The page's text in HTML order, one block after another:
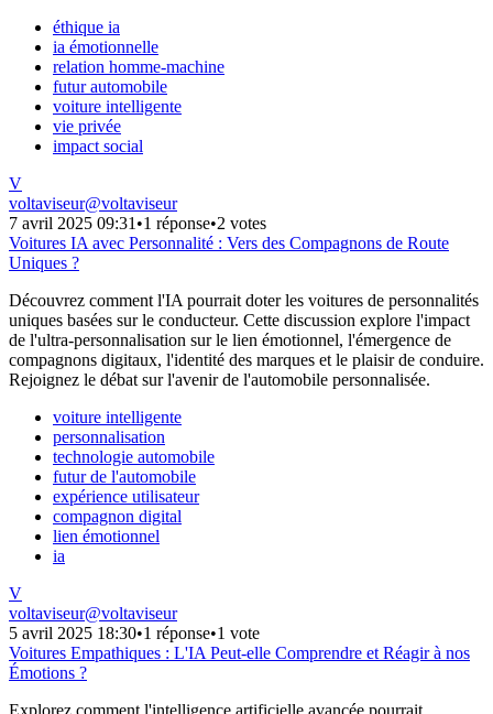
éthique ia
ia émotionnelle
relation homme-machine
futur automobile
voiture intelligente
vie privée
impact social
V
voltaviseur@voltaviseur
7 avril 2025 09:31 •1 réponse•2 votes
Voitures IA avec Personnalité : Vers des Compagnons de Route
Uniques ?
Découvrez comment l'IA pourrait doter les voitures de personnalités
uniques basées sur le conducteur. Cette discussion explore l'impact
de l'ultra-personnalisation sur le lien émotionnel, l'émergence de
compagnons digitaux, l'identité des marques et le plaisir de conduire.
Rejoignez le débat sur l'avenir de l'automobile personnalisée.
voiture intelligente
personnalisation
technologie automobile
futur de l'automobile
expérience utilisateur
compagnon digital
lien émotionnel
ia
V
voltaviseur@voltaviseur
5 avril 2025 18:30•1 réponse•1 vote
Voitures Empathiques : L'IA Peut-elle Comprendre et Réagir à nos
Émotions ?
Explorez comment l'intelligence artificielle avancée pourrait